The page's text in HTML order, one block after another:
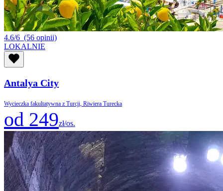
4.6/6 (56 opinii)
LOKALNIE
Antalya City
Wycieczka fakultatywna z Turcji, Riwiera Turecka
od 249zł/os.